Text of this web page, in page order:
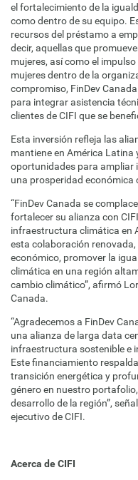
el fortalecimiento de la
como dentro de su equipo.
recursos del préstamo a
decir, aquellas que
mujeres, así como el
mujeres dentro de la
compromiso, FinDev
para integrar asistencia
clientes de CIFI que se
Esta inversión refleja las
mantiene en América Latina
oportunidades para ampliar
una prosperidad económica
“FinDev Canada se
fortalecer su alianza con
infraestructura climática en
esta colaboración
económico, promover la
climática en una región
cambio climático”, afirmó
Canada.
“Agradecemos a FinDev
una alianza de larga data
infraestructura sostenible e
Este financiamiento
transición energética y
género en nuestro
desarrollo de la región”,
ejecutivo de CIFI.
Acerca de CIFI